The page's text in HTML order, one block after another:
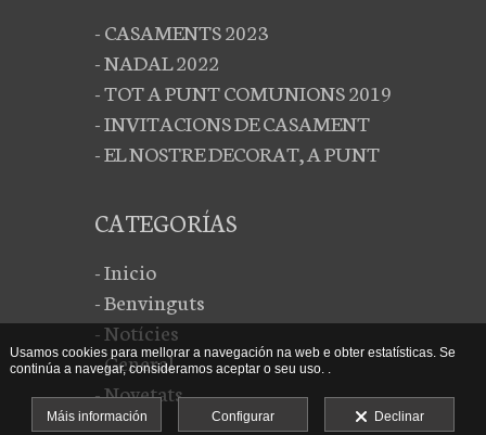
- CASAMENTS 2023
- NADAL 2022
- TOT A PUNT COMUNIONS 2019
- INVITACIONS DE CASAMENT
- EL NOSTRE DECORAT, A PUNT
CATEGORÍAS
- Inicio
- Benvinguts
- Notícies
- General
- Novetats
Usamos cookies para mellorar a navegación na web e obter estatísticas. Se
continúa a navegar, consideramos aceptar o seu uso. .
Máis información Configurar Declinar